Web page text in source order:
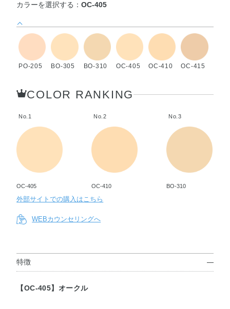
カラーを選択する：OC-405
PO-205 BO-305 BO-310 OC-405 OC-410 OC-415
COLOR RANKING
No.1
OC-405
No.2
OC-410
No.3
BO-310
外部サイトでの購入はこちら
WEBカウンセリングへ
特徴
【OC-405】オークル